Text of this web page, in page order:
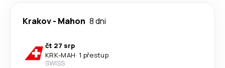
Krakov- Mahon 8 dni
čt 27 srp
KRK-MAH· 1 přestup
SWISS